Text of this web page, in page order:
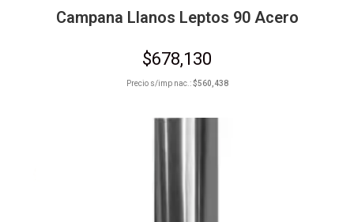
Campana Llanos Leptos 90 Acero
$678,130
Precio s/imp nac.:$560,438